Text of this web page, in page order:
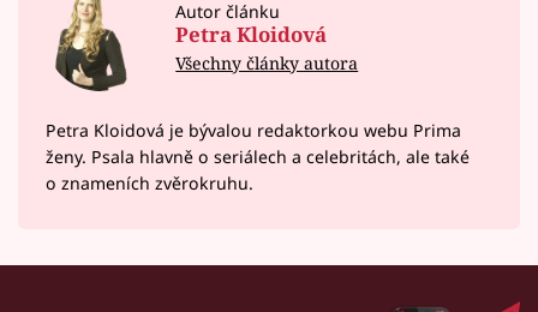
Autor článku
Petra Kloidová
Všechny články autora
Petra Kloidová je bývalou redaktorkou webu Prima
ženy. Psala hlavně o seriálech a celebritách, ale také
o znameních zvěrokruhu.